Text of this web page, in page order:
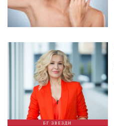
БГ ЗВЕЗДИ